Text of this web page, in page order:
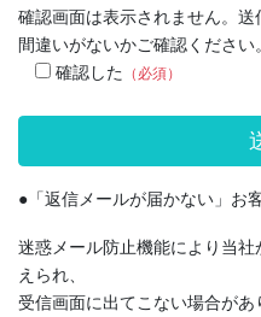
確認画面は表示されません。
間違いがないかご確認ください。
確認した （必須）
●「返信メールが届かない」お
迷惑メール防止機能により当
えられ、
受信画面に出てこない場合が